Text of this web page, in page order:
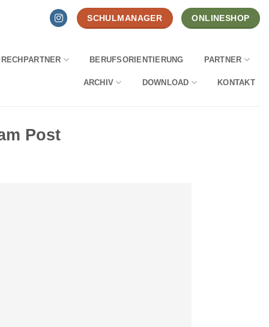
SCHULMANAGER ONLINESHOP
BERUFSORIENTIERUNG PARTNER
ARCHIV DOWNLOAD KONTAKT
Post